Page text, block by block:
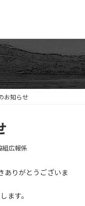
お知らせ
組広報係
ありがとうございま
ます。